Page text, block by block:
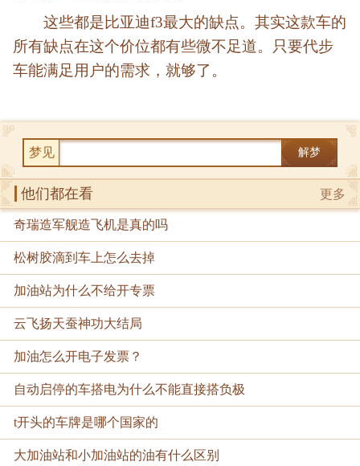
这些都是比亚迪f3最大的缺点。其实这款车的
所有缺点在这个价位都有些微不足道。只要代步
车能满足用户的需求，就够了。
梦见 解梦
更多
他们都在看
奇瑞造军舰造飞机是真的吗
松树胶滴到车上怎么去掉
加油站为什么不给开专票
云飞扬天蚕神功大结局
加油怎么开电子发票？
自动启停的车搭电为什么不能直接搭负极
t开头的车牌是哪个国家的
大加油站和小加油站的油有什么区别